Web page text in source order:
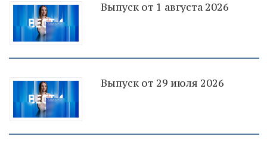
Выпуск от 1 августа 2026
Выпуск от 29 июля 2026